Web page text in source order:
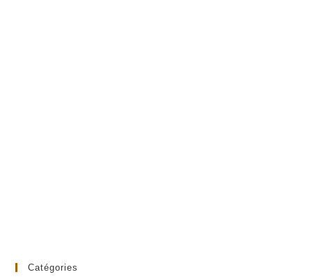
Catégories